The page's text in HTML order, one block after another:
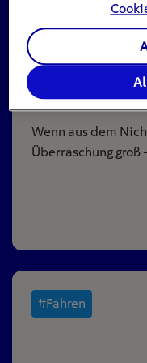
Stromausfall:
ausgeht
16min
Wenn aus dem
Überraschung groß
#Fahren